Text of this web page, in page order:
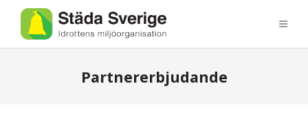
Partnererbjudande